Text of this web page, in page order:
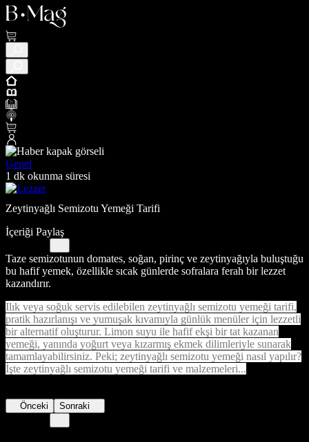
Genel
1 dk okunma süresi
Zeytinyağlı Semizotu Yemeği Tarifi
İçeriği Paylaş
Taze semizotunun domates, soğan, pirinç ve zeytinyağıyla buluştuğu
bu hafif yemek, özellikle sıcak günlerde sofralara ferah bir lezzet
kazandırır.
Ilık veya soğuk servis edilebilen zeytinyağlı semizotu yemeği tarifi,
pratik hazırlanışı ve yumuşak kıvamıyla günlük menüler için lezzetli
bir alternatif oluşturur. Limon suyu ile hafif ekşi bir tat kazanan
yemeği, yanında yoğurt veya kızarmış ekmek dilimleriyle sunarak
tamamlayabilirsiniz. Peki; zeytinyağlı semizotu yemeği nasıl yapılır?
İşte zeytinyağlı semizotu yemeği tarifi ve malzemeleri...
Önceki Sonraki